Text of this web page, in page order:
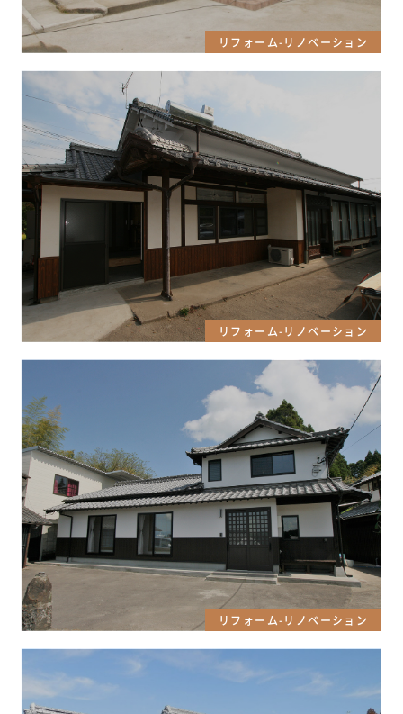
リフォーム-リノベーション
リフォーム-リノベーション
リフォーム-リノベーション